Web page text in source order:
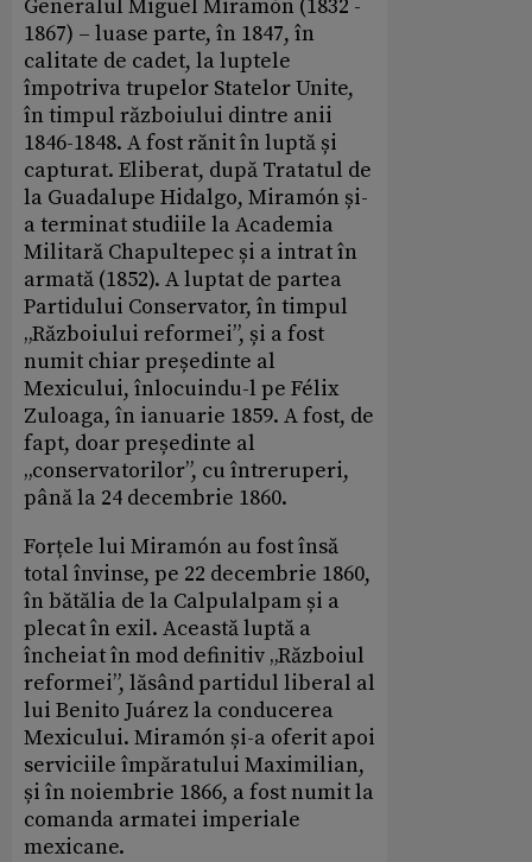
Generalul Miguel Miramón (1832 -
1867) – luase parte, în 1847, în
calitate de cadet, la luptele
împotriva trupelor Statelor Unite,
în timpul războiului dintre anii
1846-1848. A fost rănit în luptă și
capturat. Eliberat, după Tratatul de
la Guadalupe Hidalgo, Miramón și-
a terminat studiile la Academia
Militară Chapultepec și a intrat în
armată (1852). A luptat de partea
Partidului Conservator, în timpul
„Războiului reformei”, și a fost
numit chiar președinte al
Mexicului, înlocuindu-l pe Félix
Zuloaga, în ianuarie 1859. A fost, de
fapt, doar președinte al
„conservatorilor”, cu întreruperi,
până la 24 decembrie 1860.
Forțele lui Miramón au fost însă
total învinse, pe 22 decembrie 1860,
în bătălia de la Calpulalpam și a
plecat în exil. Această luptă a
încheiat în mod definitiv „Războiul
reformei”, lăsând partidul liberal al
lui Benito Juárez la conducerea
Mexicului. Miramón și-a oferit apoi
serviciile împăratului Maximilian,
și în noiembrie 1866, a fost numit la
comanda armatei imperiale
mexicane.